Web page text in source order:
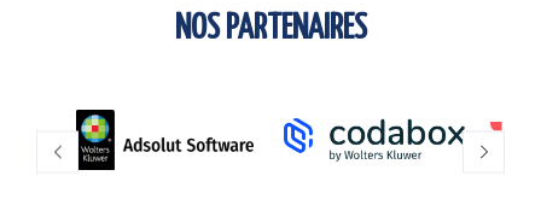
NOS PARTENAIRES